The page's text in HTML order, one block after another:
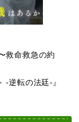
救命救急の約
-逆転の法廷-』